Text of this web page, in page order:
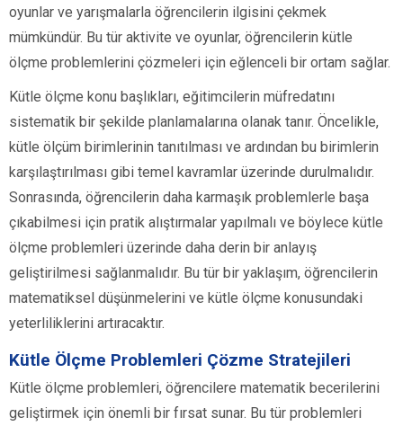
oyunlar ve yarışmalarla öğrencilerin ilgisini çekmek
mümkündür. Bu tür aktivite ve oyunlar, öğrencilerin kütle
ölçme problemlerini çözmeleri için eğlenceli bir ortam sağlar.
Kütle ölçme konu başlıkları, eğitimcilerin müfredatını
sistematik bir şekilde planlamalarına olanak tanır. Öncelikle,
kütle ölçüm birimlerinin tanıtılması ve ardından bu birimlerin
karşılaştırılması gibi temel kavramlar üzerinde durulmalıdır.
Sonrasında, öğrencilerin daha karmaşık problemlerle başa
çıkabilmesi için pratik alıştırmalar yapılmalı ve böylece kütle
ölçme problemleri üzerinde daha derin bir anlayış
geliştirilmesi sağlanmalıdır. Bu tür bir yaklaşım, öğrencilerin
matematiksel düşünmelerini ve kütle ölçme konusundaki
yeterliliklerini artıracaktır.
Kütle Ölçme Problemleri Çözme Stratejileri
Kütle ölçme problemleri, öğrencilere matematik becerilerini
geliştirmek için önemli bir fırsat sunar. Bu tür problemleri